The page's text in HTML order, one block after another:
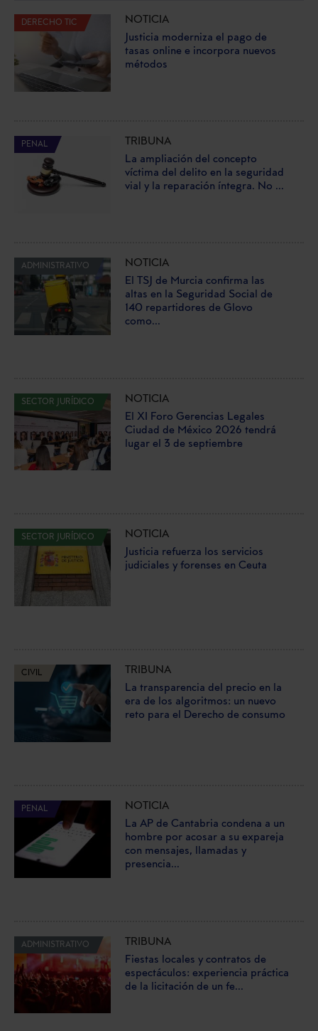
DERECHO TIC
NOTICIA
Justicia moderniza el pago de
tasas online e incorpora nuevos
métodos
PENAL
TRIBUNA
La ampliación del concepto
víctima del delito en la seguridad
vial y la reparación íntegra. No ...
ADMINISTRATIVO
NOTICIA
El TSJ de Murcia confirma las
altas en la Seguridad Social de
140 repartidores de Glovo
como...
SECTOR JURÍDICO
NOTICIA
El XI Foro Gerencias Legales
Ciudad de México 2026 tendrá
lugar el 3 de septiembre
SECTOR JURÍDICO
NOTICIA
Justicia refuerza los servicios
judiciales y forenses en Ceuta
CIVIL
TRIBUNA
La transparencia del precio en la
era de los algoritmos: un nuevo
reto para el Derecho de consumo
PENAL
NOTICIA
La AP de Cantabria condena a un
hombre por acosar a su expareja
con mensajes, llamadas y
presencia...
ADMINISTRATIVO
TRIBUNA
Fiestas locales y contratos de
espectáculos: experiencia práctica
de la licitación de un fe...